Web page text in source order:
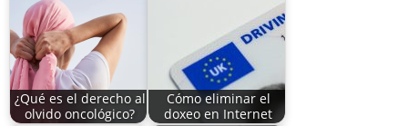
¿Qué es el derecho al
olvido oncológico?
Cómo eliminar el
doxeo en Internet